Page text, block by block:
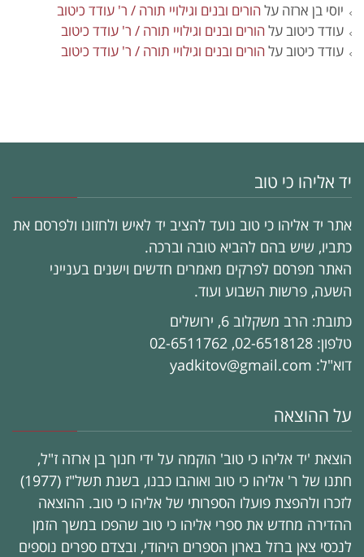
יוסי בן ארזה עלהורים ובנים וגילויי תורה / ר' עודד כיטוב
עודד כיטובעלהורים ובנים וגילויי תורה / ר' עודד כיטוב
עודד כיטובעלהורים ובנים וגילויי תורה / ר' עודד כיטוב
יד אליהו כי טוב
אתר יד אליהו כי טוב נועד להציב יד לאיש ולחזונו ולפרסם את
כתביו, שיש בהם להביא טובה וברכה.
האתר מפרסם לפרקים מאמרים חדשים וישנים בענייני
השעה, פרשות השבוע ועוד.
כתובת: הרב משקלוב 6, ירושלים
טלפון: 02-6518128, 02-6511762
דוא"ל: yadkitov@gmail.com
על ההוצאה
הוצאת 'יד אליהו כי טוב' הוקמה על ידי חנוך בן ארזה ז"ל,
חתנו של ר' אליהו כי טוב ואוהבו כבנו, בשנת תשל"ז (1977)
לזכרו ולהפצת פועלו הספרותי של אליהו כי טוב. ההוצאה
ההדירה מחדש את ספרי אליהו כי טוב שהפכו במשך הזמן
לנכסי צאן ברזל בארון הספרים היהודי, ובצדם ספרים נוספים